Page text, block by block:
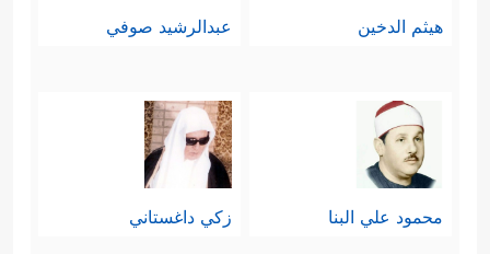
هيثم الدخين عبدالرشيد صوفي
محمود علي البنا زكي داغستاني